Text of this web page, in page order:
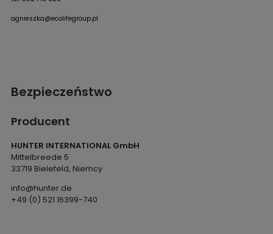
agnieszka@ecolifegroup.pl
Bezpieczeństwo
Producent
HUNTER INTERNATIONAL GmbH
Mittelbreede 5
33719 Bielefeld, Niemcy
info@hunter.de
+49 (0) 521 16399-740